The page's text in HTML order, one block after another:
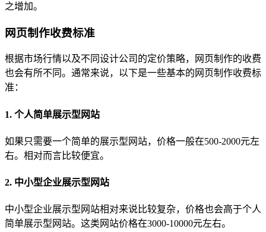
之增加。
网页制作收费标准
根据市场行情以及不同设计公司的定价策略，网页制作的收费
也会有所不同。通常来说，以下是一些基本的网页制作收费标
准：
1. 个人简单展示型网站
如果只需要一个简单的展示型网站，价格一般在500-2000元左
右。相对而言比较便宜。
2. 中小型企业展示型网站
中小型企业展示型网站相对来说比较复杂，价格也会高于个人
简单展示型网站。这类网站价格在3000-10000元左右。